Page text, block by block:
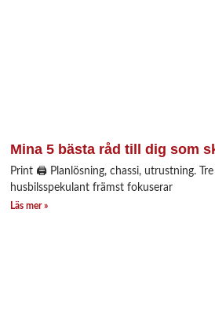
Mina 5 bästa råd till dig som
Print 🖨 Planlösning, chassi, utrustning.
husbilsspekulant främst fokuserar
Läs mer »